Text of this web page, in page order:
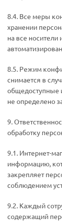
8.4. Все меры
хранении
на все
8.5. Режим
снимается в
общедоступные
не определено
9.
обработку
9.1. Интернет-
информацию,
закрепляет
соблюдением
9.2. Каждый
содержащий